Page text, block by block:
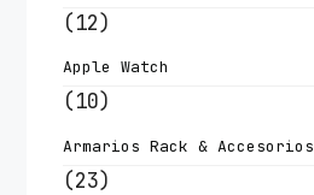
(12)
Apple Watch
(10)
Armarios Rack & Accesorios
(23)